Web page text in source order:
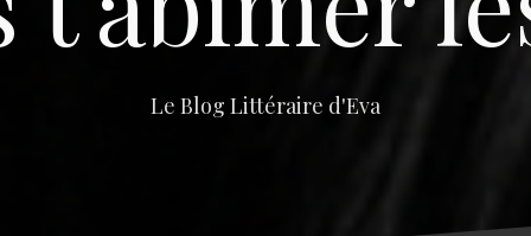
Le Blog Littéraire d'Eva